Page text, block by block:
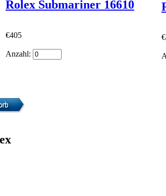
Rolex Submariner 16610
€405
Anzahl: